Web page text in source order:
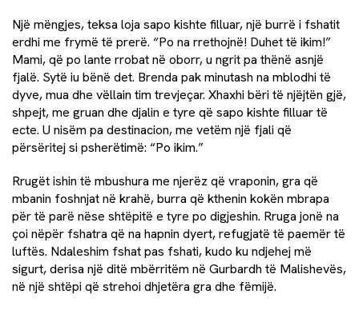
Një mëngjes, teksa loja sapo kishte filluar, një burrë i fshatit
erdhi me frymë të prerë. “Po na rrethojnë! Duhet të ikim!”
Mami, që po lante rrobat në oborr, u ngrit pa thënë asnjë
fjalë. Sytë iu bënë det. Brenda pak minutash na mblodhi të
dyve, mua dhe vëllain tim trevjeçar. Xhaxhi bëri të njëjtën gjë,
shpejt, me gruan dhe djalin e tyre që sapo kishte filluar të
ecte. U nisëm pa destinacion, me vetëm një fjali që
përsëritej si psherëtimë: “Po ikim.”
Rrugët ishin të mbushura me njerëz që vraponin, gra që
mbanin foshnjat në krahë, burra që kthenin kokën mbrapa
për të parë nëse shtëpitë e tyre po digjeshin. Rruga jonë na
çoi nëpër fshatra që na hapnin dyert, refugjatë të paemër të
luftës. Ndaleshim fshat pas fshati, kudo ku ndjehej më
sigurt, derisa një ditë mbërritëm në Gurbardh të Malishevës,
në një shtëpi që strehoi dhjetëra gra dhe fëmijë.